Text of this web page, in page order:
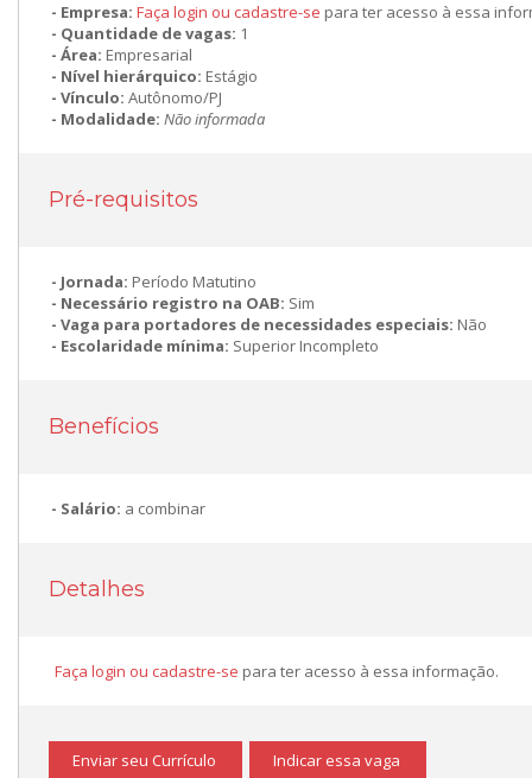
Empresa: Faça login ou cadastre-se para ter acesso à essa
Quantidade de vagas: 1
Área: Empresarial
Nível hierárquico: Estágio
Vínculo: Autônomo/PJ
Modalidade: Não informada
Pré-requisitos
Jornada: Período Matutino
Necessário registro na OAB: Sim
Vaga para portadores de necessidades especiais: Não
Escolaridade mínima: Superior Incompleto
Benefícios
Salário: a combinar
Detalhes
Faça login ou cadastre-se para ter acesso à essa informação.
Enviar seu Currículo Indicar essa vaga